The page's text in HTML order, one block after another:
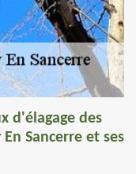
d'élagage des
Sancerre et ses